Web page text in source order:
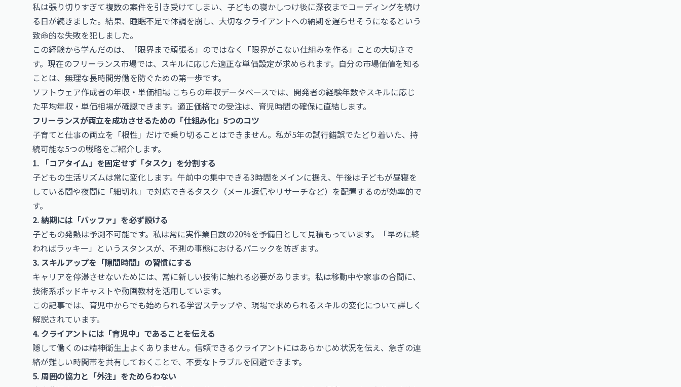
私は張り切りすぎて複数の案件を引き受けてしまい、子どもの寝かしつけ後に深夜までコーディングを続け
る日が続きました。結果、睡眠不足で体調を崩し、大切なクライアントへの納期を遅らせそうになるという
致命的な失敗を犯しました。
この経験から学んだのは、「限界まで頑張る」のではなく「限界がこない仕組みを作る」ことの大切さで
す。現在のフリーランス市場では、スキルに応じた適正な単価設定が求められます。自分の市場価値を知る
ことは、無理な長時間労働を防ぐための第一歩です。
ソフトウェア作成者の年収・単価相場 こちらの年収データベースでは、開発者の経験年数やスキルに応じ
た平均年収・単価相場が確認できます。適正価格での受注は、育児時間の確保に直結します。
フリーランスが両立を成功させるための「仕組み化」5つのコツ
子育てと仕事の両立を「根性」だけで乗り切ることはできません。私が5年の試行錯誤でたどり着いた、持
続可能な5つの戦略をご紹介します。
1. 「コアタイム」を固定せず「タスク」を分割する
子どもの生活リズムは常に変化します。午前中の集中できる3時間をメインに据え、午後は子どもが昼寝を
している間や夜間に「細切れ」で対応できるタスク（メール返信やリサーチなど）を配置するのが効率的で
す。
2. 納期には「バッファ」を必ず設ける
子どもの発熱は予測不可能です。私は常に実作業日数の20%を予備日として見積もっています。「早めに終
わればラッキー」というスタンスが、不測の事態におけるパニックを防ぎます。
3. スキルアップを「隙間時間」の習慣にする
キャリアを停滞させないためには、常に新しい技術に触れる必要があります。私は移動中や家事の合間に、
技術系ポッドキャストや動画教材を活用しています。
この記事では、育児中からでも始められる学習ステップや、現場で求められるスキルの変化について詳しく
解説されています。
4. クライアントには「育児中」であることを伝える
隠して働くのは精神衛生上よくありません。信頼できるクライアントにはあらかじめ状況を伝え、急ぎの連
絡が難しい時間帯を共有しておくことで、不要なトラブルを回避できます。
5. 周囲の協力と「外注」をためらわない